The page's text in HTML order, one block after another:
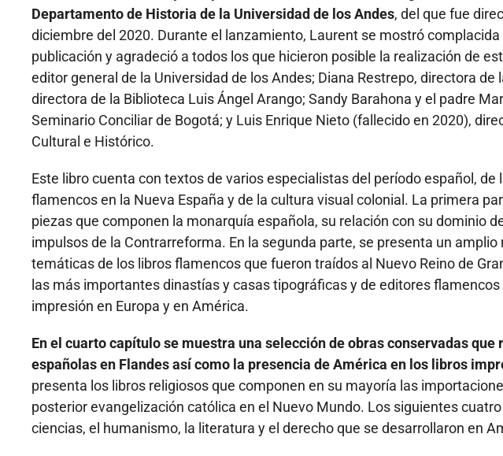
Departamento de Historia de la Universidad de los Andes, del que fue
diciembre del 2020. Durante el lanzamiento, Laurent se mostró
publicación y agradeció a todos los que hicieron posible la realización de
editor general de la Universidad de los Andes; Diana Restrepo, directora de
directora de la Biblioteca Luis Ángel Arango; Sandy Barahona y el padre
Seminario Conciliar de Bogotá; y Luis Enrique Nieto (fallecido en 2020),
Cultural e Histórico.
Este libro cuenta con textos de varios especialistas del período español,
flamencos en la Nueva España y de la cultura visual colonial. La primera
piezas que componen la monarquía española, su relación con su dominio
impulsos de la Contrarreforma. En la segunda parte, se presenta un
temáticas de los libros flamencos que fueron traídos al Nuevo Reino de
las más importantes dinastías y casas tipográficas y de editores
impresión en Europa y en América.
En el cuarto capítulo se muestra una selección de obras conservadas
españolas en Flandes así como la presencia de América en los libros
presenta los libros religiosos que componen en su mayoría las
posterior evangelización católica en el Nuevo Mundo. Los siguientes
ciencias, el humanismo, la literatura y el derecho que se desarrollaron en